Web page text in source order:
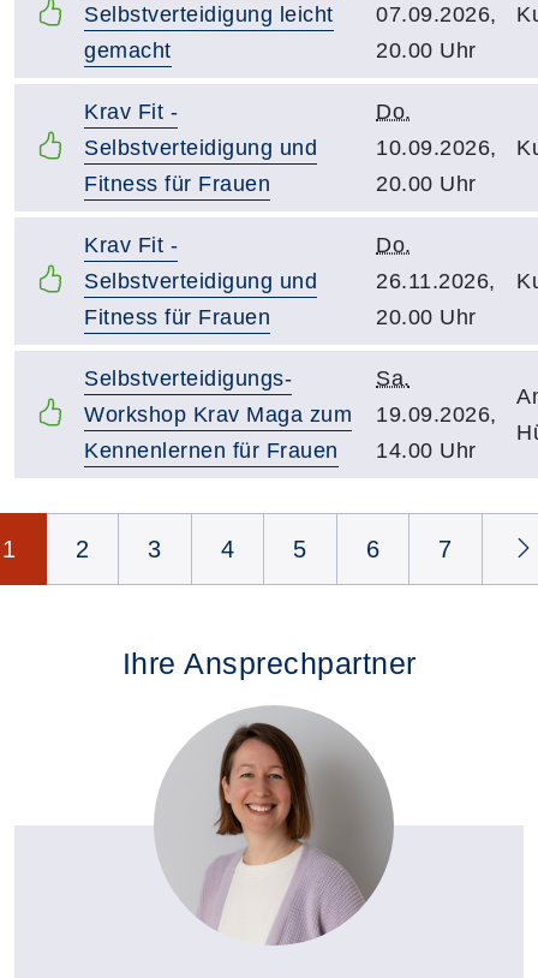
Selbstverteidigung leicht
gemacht
07.09.2026,
20.00 Uhr
Krav Fit -
Selbstverteidigung und
Fitness für Frauen
Do.
10.09.2026,
20.00 Uhr
Krav Fit -
Selbstverteidigung und
Fitness für Frauen
Do.
26.11.2026,
20.00 Uhr
Selbstverteidigungs-
Workshop Krav Maga zum
Kennenlernen für Frauen
Sa.
19.09.2026,
14.00 Uhr
1 2 3 4 5 6 7
Ihre Ansprechpartner